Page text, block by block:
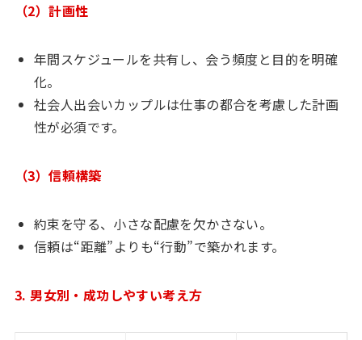
（2）計画性
年間スケジュールを共有し、会う頻度と目的を明確
化。
社会人出会いカップルは仕事の都合を考慮した計画
性が必須です。
（3）信頼構築
約束を守る、小さな配慮を欠かさない。
信頼は“距離”よりも“行動”で築かれます。
3. 男女別・成功しやすい考え方